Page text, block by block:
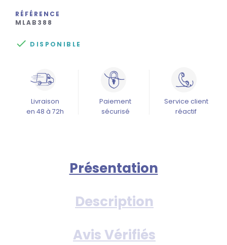
RÉFÉRENCE
MLAB388
 DISPONIBLE
Livraison
en 48 à 72h
Paiement
sécurisé
Service client
réactif
Présentation
Description
Avis Vérifiés